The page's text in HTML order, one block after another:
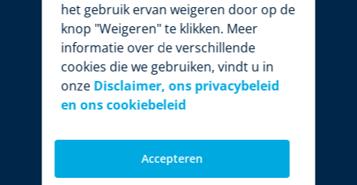
het gebruik ervan weigeren door op de
knop "Weigeren" te klikken. Meer
informatie over de verschillende
cookies die we gebruiken, vindt u in
onze Disclaimer, ons privacybeleid
en ons cookiebeleid
Accepteren